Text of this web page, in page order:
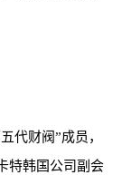
代财阀”成员，
特韩国公司副会